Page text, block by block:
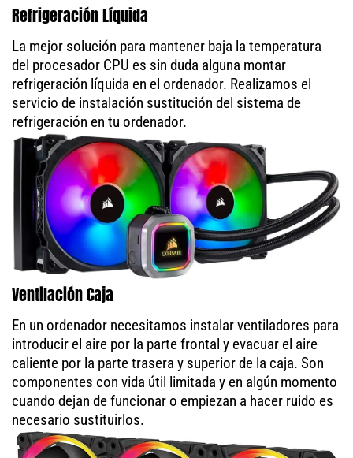
Refrigeración Líquida
La mejor solución para mantener baja la temperatura
del procesador CPU es sin duda alguna montar
refrigeración líquida en el ordenador. Realizamos el
servicio de instalación sustitución del sistema de
refrigeración en tu ordenador.
Ventilación Caja
En un ordenador necesitamos instalar ventiladores para
introducir el aire por la parte frontal y evacuar el aire
caliente por la parte trasera y superior de la caja. Son
componentes con vida útil limitada y en algún momento
cuando dejan de funcionar o empiezan a hacer ruido es
necesario sustituirlos.